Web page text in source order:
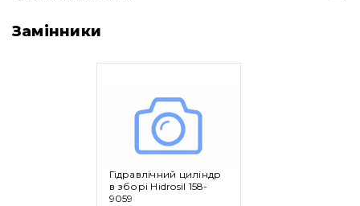
Про нас
Замінники
Гідравлічний циліндр
в зборі Hidrosil 158-
9059